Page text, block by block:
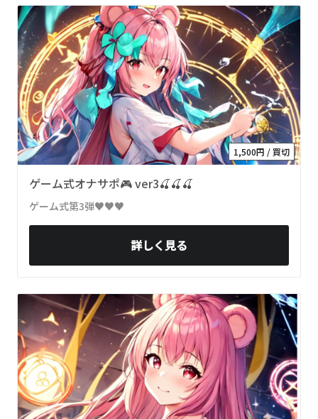
1,500円 / 買切
ゲーム式オナサポ🎮 ver3🍒🍒🍒
ゲーム式第3弾♥♥♥
詳しく見る